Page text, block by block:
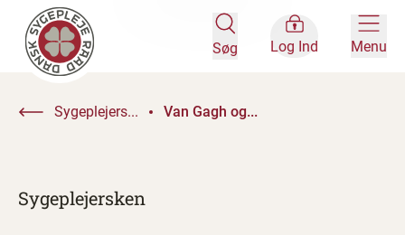
Søg Log Ind Menu
Sygeplejers... Van Gagh og...
Sygeplejersken